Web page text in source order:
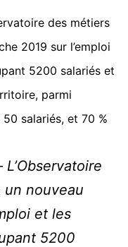
des métiers
2019 sur l’emploi
5200 salariés et
parmi
salariés, et 70 %
L’Observatoire
nouveau
et les
5200